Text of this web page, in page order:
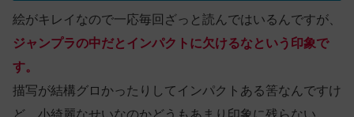
絵がキレイなので一応毎回ざっと読んではいるんですが、
ジャンプラの中だとインパクトに欠けるなという印象で
す。
描写が結構グロかったりしてインパクトある筈なんですけ